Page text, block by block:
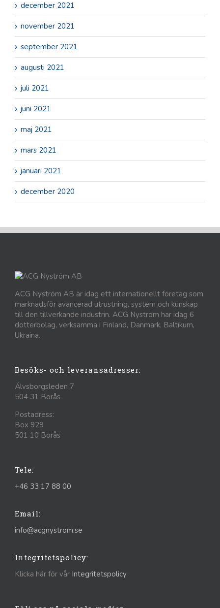
december 2021
november 2021
september 2021
augusti 2021
juli 2021
juni 2021
maj 2021
mars 2021
januari 2021
december 2020
ACG Nyström AB är idag ett internationellt företag som
marknadsför avancerad utrustning, system och kunskap
till den tillverkande industrin. ACG Nyström har idag 6
dotterbolag, verksamma i Finland, Danmark, Baltikum,
Ukraina.
Besöks- och leveransadresser:
Älvsborgsleden 7
504 31 Borås
Postadress:
Box 929
501 10 Borås
Tele:
+46 33 17 88 00
Email:
info@acgnystrom.se
Integritetspolicy:
Klicka här för vår Integritetspolicy